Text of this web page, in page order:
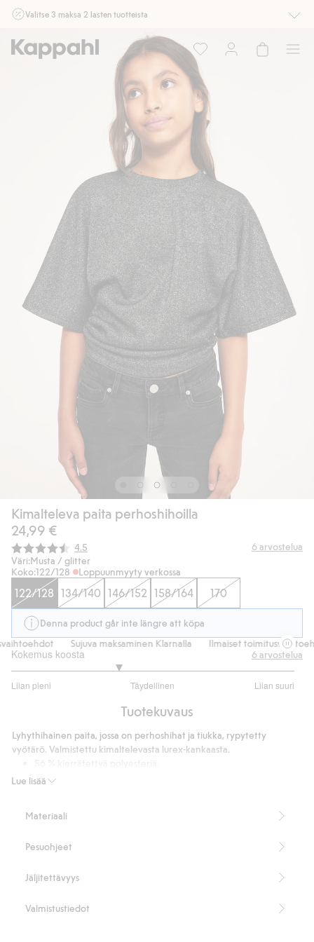
Valitse 3 maksa 2 lasten tuotteista
Ei Newbie. Ostaessasi 2 tuotetta tai enemmän. Voimassa 3-16.8. asti
myymälässä ja verkossa. Ei voi yhdistää muihin alennuksiin tai tarjouksiin.
Osta nyt
Kimalteleva paita perhoshihoilla
24,99 €
Keskimääräinen luokitus:
4.5 6 arvostelua
Väri:Musta / glitter
Koko:122/128 Loppuunmyyty verkossa
122/128 134/140 146/152 158/164 170
Denna product går inte längre att köpa
Sujuva maksaminen Klarnalla Ilmaiset
Kokemus koosta
Liian pieni Täydellinen Liian suuri
/
ääneen
6 arvostelua
Tuotekuvaus
Lue lisää
Lyhythihainen paita, jossa on perhoshihat ja tiukka, rypytetty
vyötärö. Valmistettu kimaltelevasta lurex-kankaasta.
Tämä tuote sisältää 27 % LENZING™ ECOVERO™ -kuitua.
Materiaali
Pesuohjeet
Jäljitettävyys
Valmistustiedot